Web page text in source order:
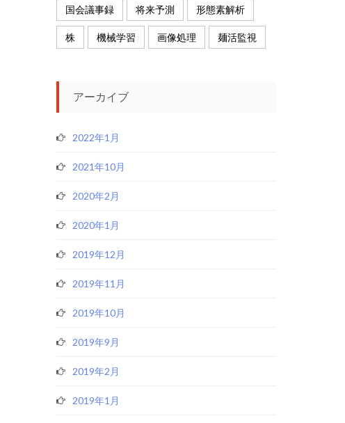
国会議事録 将来予測 形態素解析
株 機械学習 画像処理 麺活監視
アーカイブ
2022年1月
2021年10月
2020年2月
2020年1月
2019年12月
2019年11月
2019年10月
2019年9月
2019年2月
2019年1月